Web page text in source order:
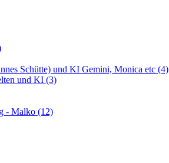
Schütte) und KI Gemini, Monica etc (4)
und KI (3)
- Malko (12)